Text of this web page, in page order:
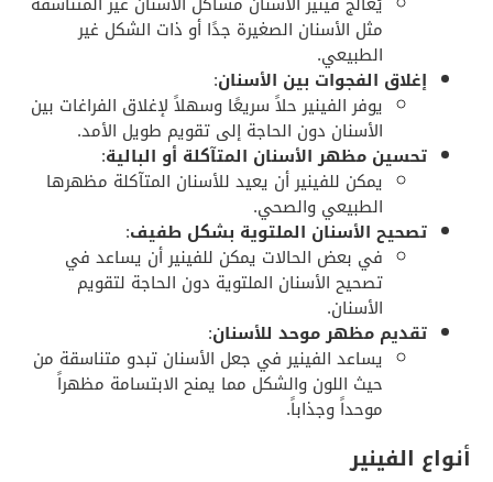
مثل الأسنان الصغيرة جدًا أو ذات الشكل غير
الطبيعي.
إغلاق الفجوات بين الأسنان:
يوفر الفينير حلاً سريعًا وسهلاً لإغلاق الفراغات بين
الأسنان دون الحاجة إلى تقويم طويل الأمد.
تحسين مظهر الأسنان المتآكلة أو البالية:
يمكن للفينير أن يعيد للأسنان المتآكلة مظهرها
الطبيعي والصحي.
تصحيح الأسنان الملتوية بشكل طفيف:
في بعض الحالات يمكن للفينير أن يساعد في
تصحيح الأسنان الملتوية دون الحاجة لتقويم
الأسنان.
تقديم مظهر موحد للأسنان:
يساعد الفينير في جعل الأسنان تبدو متناسقة من
حيث اللون والشكل مما يمنح الابتسامة مظهراً
موحداً وجذاباً.
أنواع الفينير